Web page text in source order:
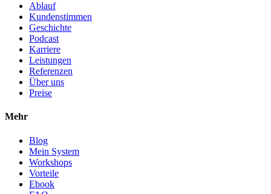
Ablauf
Kundenstimmen
Geschichte
Podcast
Karriere
Leistungen
Referenzen
Über uns
Preise
Mehr
Blog
Mein System
Workshops
Vorteile
Ebook